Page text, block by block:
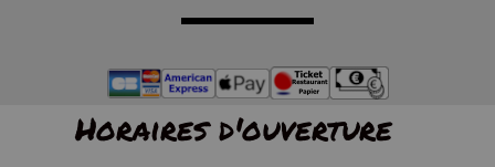
Horaires d'ouverture